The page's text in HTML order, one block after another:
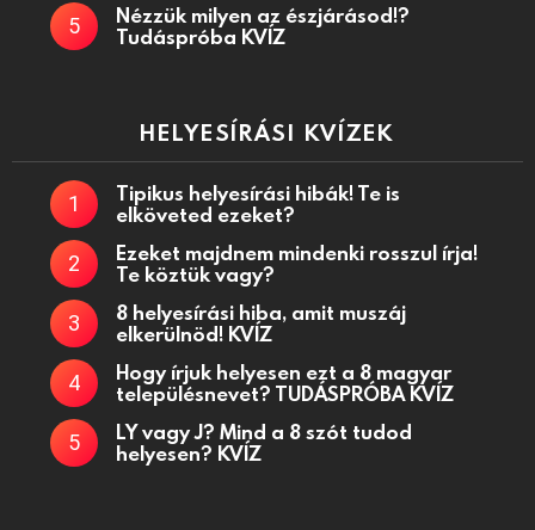
Nézzük milyen az észjárásod!?
Tudáspróba KVÍZ
HELYESÍRÁSI KVÍZEK
Tipikus helyesírási hibák! Te is
elköveted ezeket?
Ezeket majdnem mindenki rosszul írja!
Te köztük vagy?
8 helyesírási hiba, amit muszáj
elkerülnöd! KVÍZ
Hogy írjuk helyesen ezt a 8 magyar
településnevet? TUDÁSPRÓBA KVÍZ
LY vagy J? Mind a 8 szót tudod
helyesen? KVÍZ